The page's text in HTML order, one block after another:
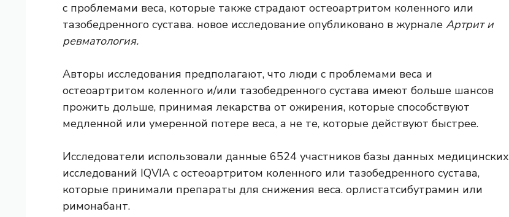
с проблемами веса, которые также страдают остеоартритом коленного или
тазобедренного сустава. новое исследование опубликовано в журнале Артрит и
ревматология.
Авторы исследования предполагают, что люди с проблемами веса и
остеоартритом коленного и/или тазобедренного сустава имеют больше шансов
прожить дольше, принимая лекарства от ожирения, которые способствуют
медленной или умеренной потере веса, а не те, которые действуют быстрее.
Исследователи использовали данные 6524 участников базы данных медицинских
исследований IQVIA с остеоартритом коленного или тазобедренного сустава,
которые принимали препараты для снижения веса. орлистатсибутрамин или
римонабант.